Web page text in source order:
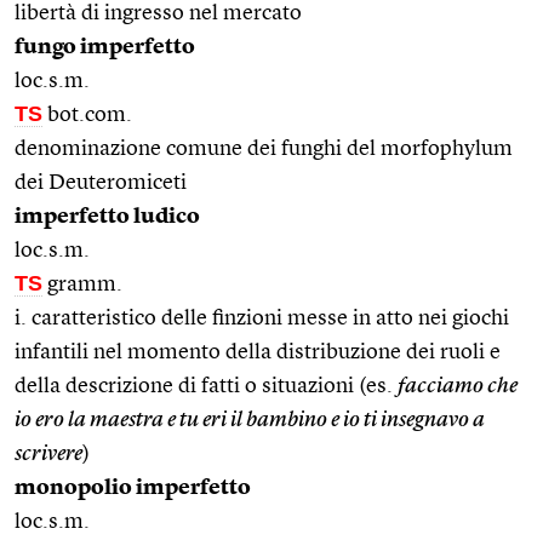
libertà di ingresso nel mercato
fungo imperfetto
loc.s.m.
TS bot.com.
denominazione comune dei funghi del morfophylum
dei Deuteromiceti
imperfetto ludico
loc.s.m.
TS gramm.
i. caratteristico delle finzioni messe in atto nei giochi
infantili nel momento della distribuzione dei ruoli e
della descrizione di fatti o situazioni (es. facciamo che
io ero la maestra e tu eri il bambino e io ti insegnavo a
scrivere)
monopolio imperfetto
loc.s.m.